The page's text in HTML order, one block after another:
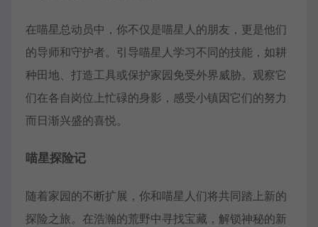
在喵星总动员中，你不仅是喵星人的朋友，更是他们
的导师和守护者。引导喵星人学习不同的技能，如耕
种田地、打造工具或保护家园免受外界威胁。观察它
们在各自岗位上忙碌的身影，感受小镇因它们的努力
而日渐兴盛的喜悦。
喵星探险记
随着家园的不断扩展，你和喵星人们将共同踏上新的
探险之旅。在浩瀚的荒野中寻找宝藏，解锁神秘的新